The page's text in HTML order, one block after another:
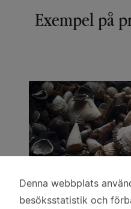
Exempel på
Användning
Denna webbplats
besöksstatistik och